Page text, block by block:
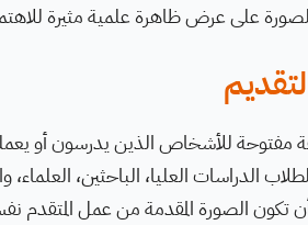
على عرض ظاهرة علمية مثيرة
مفتوحة للأشخاص الذين يدرسون أو
الدراسات العليا، الباحثين، العلماء،
تكون الصورة المقدمة من عمل المتقدم